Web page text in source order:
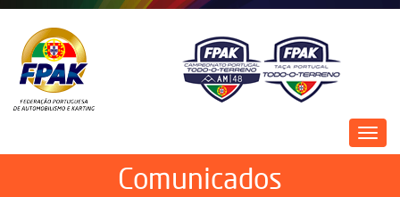
conteúdo
principal
Comunicados